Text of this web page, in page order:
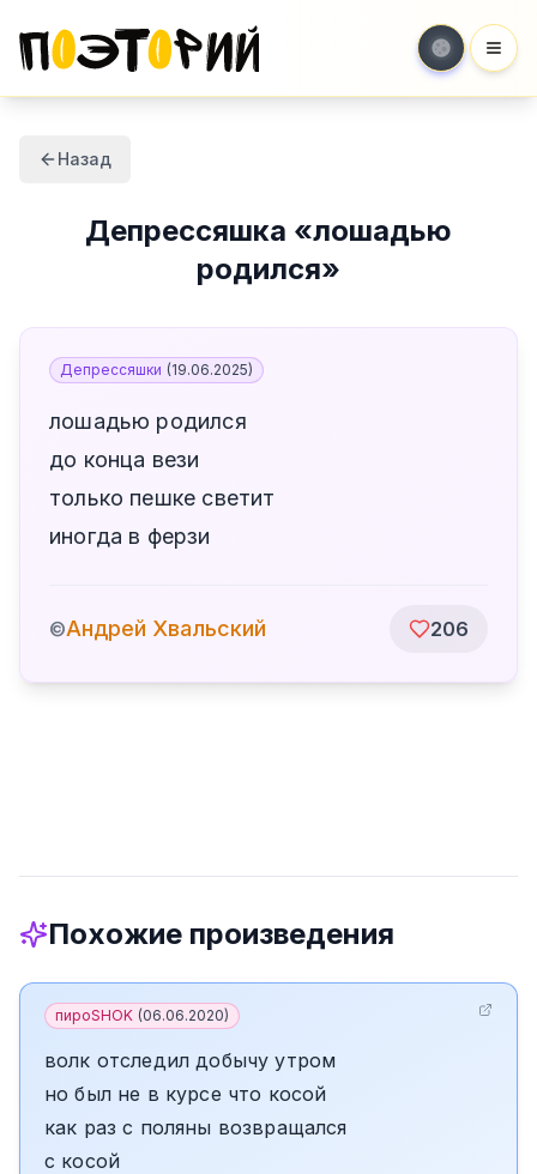
Назад
Депрессяшка «лошадью
родился»
Депрессяшки (19.06.2025)
лошадью родился
до конца вези
только пешке светит
иногда в ферзи
©Андрей Хвальский 206
Похожие произведения
пироSHOK (06.06.2020)
волк отследил добычу утром
но был не в курсе что косой
как раз с поляны возвращался
с косой